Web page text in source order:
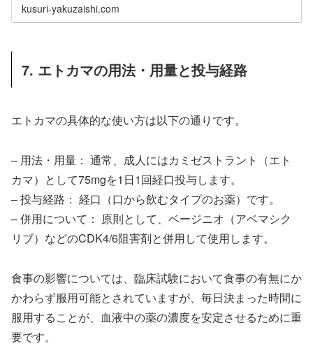
kusuri-yakuzaishi.com
7. エトカマの用法・用量と投与経路
エトカマの具体的な使い方は以下の通りです。
– 用法・用量： 通常、成人にはカミゼストラント（エト
カマ）として75mgを1日1回経口投与します。
– 投与経路： 経口（口から飲むタイプのお薬）です。
– 併用について： 原則として、ベージニオ（アベマシク
リブ）などのCDK4/6阻害剤と併用して使用します。
食事の影響については、臨床試験において食事の有無にか
かわらず服用可能とされていますが、毎日決まった時間に
服用することが、血液中の薬の濃度を安定させるために重
要です。